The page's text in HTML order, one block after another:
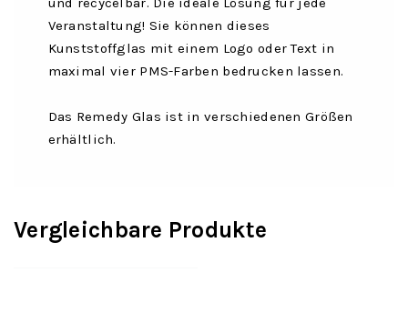
Veranstaltung! Sie können dieses
Kunststoffglas mit einem Logo oder Text in
maximal vier PMS-Farben bedrucken lassen.
Das Remedy Glas ist in verschiedenen Größen
erhältlich.
Vergleichbare Produkte